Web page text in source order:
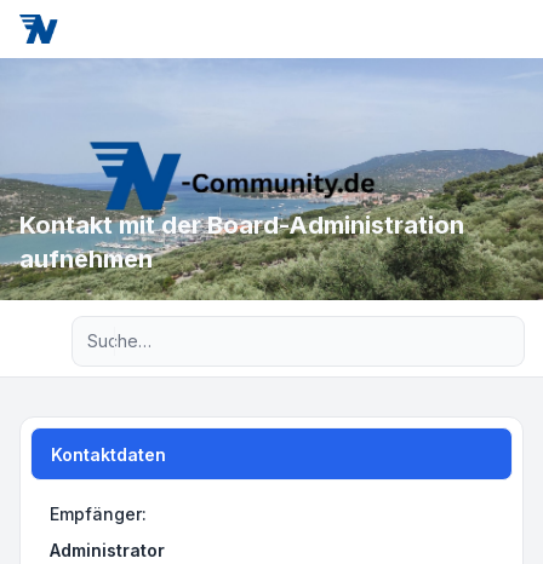
Kontakt mit der Board-Administration
aufnehmen
Kontaktdaten
Empfänger:
Administrator